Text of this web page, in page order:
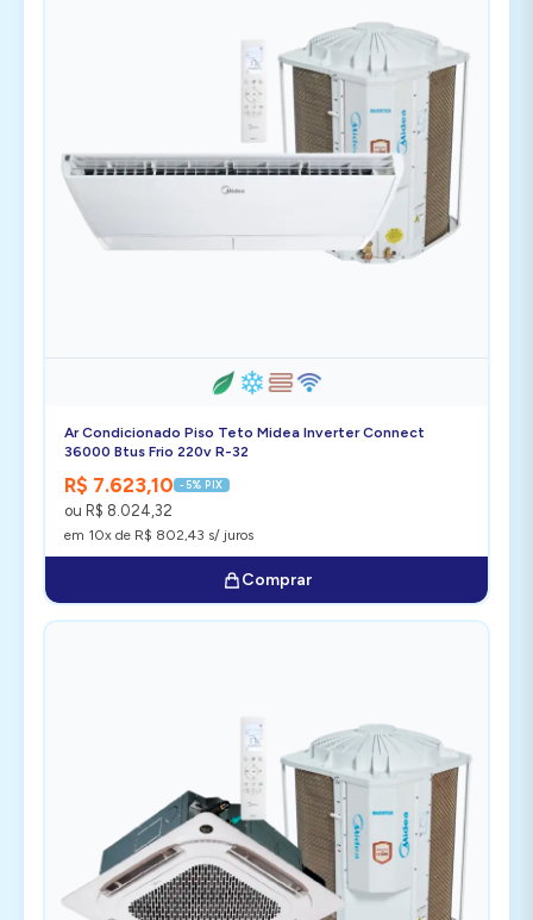
Ar Condicionado Piso Teto Midea Inverter Connect
36000 Btus Frio 220v R-32
R$ 7.623,10 -5% PIX
ou R$ 8.024,32
em 10x de R$ 802,43 s/ juros
Comprar